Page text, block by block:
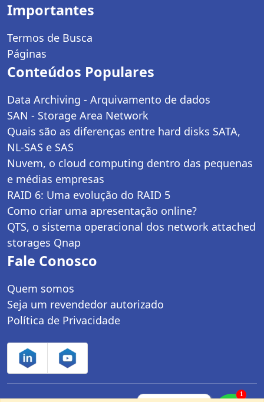
Importantes
Termos de Busca
Páginas
Conteúdos Populares
Data Archiving - Arquivamento de dados
SAN - Storage Area Network
Quais são as diferenças entre hard disks SATA,
NL-SAS e SAS
Nuvem, o cloud computing dentro das pequenas
e médias empresas
RAID 6: Uma evolução do RAID 5
Como criar uma apresentação online?
QTS, o sistema operacional dos network attached
storages Qnap
Fale Conosco
Quem somos
Seja um revendedor autorizado
Política de Privacidade
1